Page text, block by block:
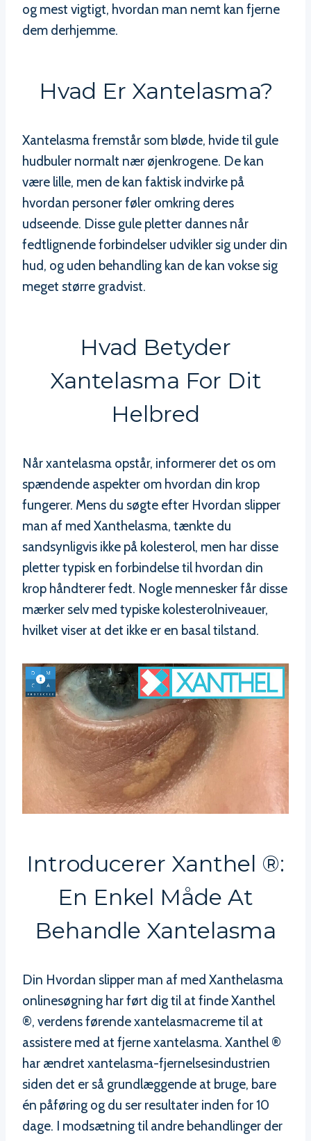
og mest vigtigt, hvordan man nemt kan fjerne
dem derhjemme.
Hvad Er Xantelasma?
Xantelasma fremstår som bløde, hvide til gule
hudbuler normalt nær øjenkrogene. De kan
være lille, men de kan faktisk indvirke på
hvordan personer føler omkring deres
udseende. Disse gule pletter dannes når
fedtlignende forbindelser udvikler sig under din
hud, og uden behandling kan de kan vokse sig
meget større gradvist.
Hvad Betyder
Xantelasma For Dit
Helbred
Når xantelasma opstår, informerer det os om
spændende aspekter om hvordan din krop
fungerer. Mens du søgte efter Hvordan slipper
man af med Xanthelasma, tænkte du
sandsynligvis ikke på kolesterol, men har disse
pletter typisk en forbindelse til hvordan din
krop håndterer fedt. Nogle mennesker får disse
mærker selv med typiske kolesterolniveauer,
hvilket viser at det ikke er en basal tilstand.
Introducerer Xanthel ®:
En Enkel Måde At
Behandle Xantelasma
Din Hvordan slipper man af med Xanthelasma
onlinesøgning har ført dig til at finde Xanthel
®, verdens førende xantelasmacreme til at
assistere med at fjerne xantelasma. Xanthel ®
har ændret xantelasma-fjernelsesindustrien
siden det er så grundlæggende at bruge, bare
én påføring og du ser resultater inden for 10
dage. I modsætning til andre behandlinger der